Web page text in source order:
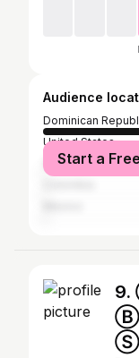
Audience
Dominican
United States
Spain
Start a